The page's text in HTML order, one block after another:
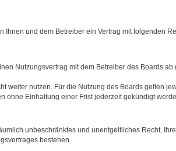
Ihnen und dem Betreiber ein Vertrag mit folgenden
Nutzungsvertrag mit dem Betreiber des Boards
weiter nutzen. Für die Nutzung des Boards gelten
ohne Einhaltung einer Frist jederzeit gekündigt
unbeschränktes und unentgeltliches Recht,
bestehen.